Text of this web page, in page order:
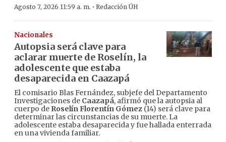
Agosto 7, 2026 11:59 a. m. · Redacción ÚH
Nacionales
Autopsia será clave para
aclarar muerte de Roselín, la
adolescente que estaba
desaparecida en Caazapá
El comisario Blas Fernández, subjefe del Departamento
Investigaciones de Caazapá, afirmó que la autopsia al
cuerpo de Roselín Florentín Gómez (14) será clave para
determinar las circunstancias de su muerte. La
adolescente estaba desaparecida y fue hallada enterrada
en una vivienda familiar.